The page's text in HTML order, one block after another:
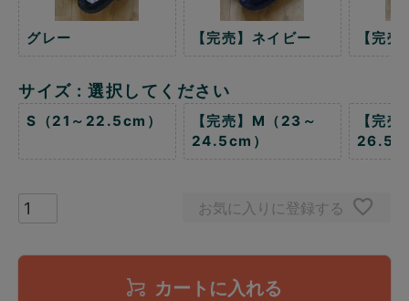
グレー 【完売】ネイビー 【完
サイズ 選択してください
S（21～22.5cm）
【完売】M（23～
24.5cm）
【完
お気に入りに登録する
カートに入れる